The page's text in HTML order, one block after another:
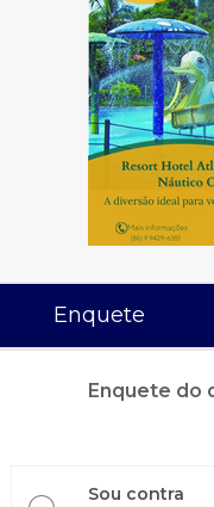
Enquete
Enquete do
Sou contra